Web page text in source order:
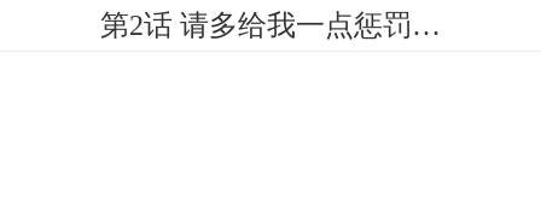
第2话 请多给我一点惩罚…